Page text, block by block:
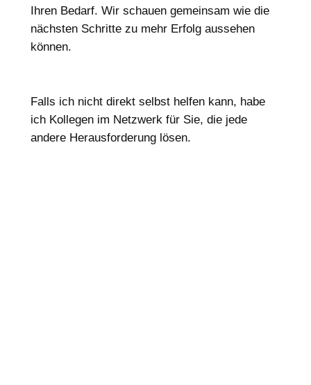
Ihren Bedarf. Wir schauen gemeinsam wie die
nächsten Schritte zu mehr Erfolg aussehen
können.
Falls ich nicht direkt selbst helfen kann, habe
ich Kollegen im Netzwerk für Sie, die jede
andere Herausforderung lösen.